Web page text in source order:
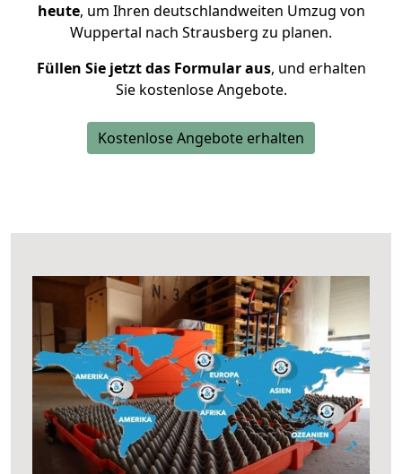
heute, um Ihren deutschlandweiten Umzug von
Wuppertal nach Strausberg zu planen.
Füllen Sie jetzt das Formular aus, und erhalten
Sie kostenlose Angebote.
Kostenlose Angebote erhalten